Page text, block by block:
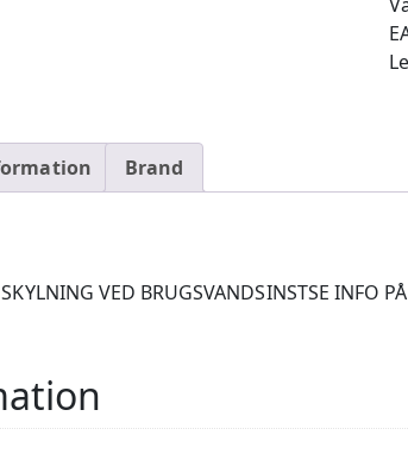
Brand
VED BRUGSVANDSINSTSE